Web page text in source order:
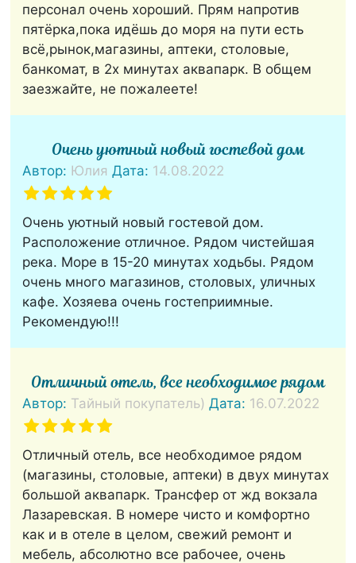
персонал очень хороший. Прям напротив
пятёрка,пока идёшь до моря на пути есть
всё,рынок,магазины, аптеки, столовые,
банкомат, в 2х минутах аквапарк. В общем
заезжайте, не пожалеете!
Очень уютный новый гостевой дом
Автор: Юлия Дата: 14.08.2022
Очень уютный новый гостевой дом.
Расположение отличное. Рядом чистейшая
река. Море в 15-20 минутах ходьбы. Рядом
очень много магазинов, столовых, уличных
кафе. Хозяева очень гостеприимные.
Рекомендую!!!
Отличный отель, все необходимое рядом
Автор: Тайный покупатель) Дата: 16.07.2022
Отличный отель, все необходимое рядом
(магазины, столовые, аптеки) в двух минутах
большой аквапарк. Трансфер от жд вокзала
Лазаревская. В номере чисто и комфортно
как и в отеле в целом, свежий ремонт и
мебель, абсолютно все рабочее, очень